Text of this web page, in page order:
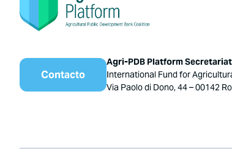
Contacto
Agri-PDB Platform Secretariat
International Fund for
Via Paolo di Dono, 44 – 00142